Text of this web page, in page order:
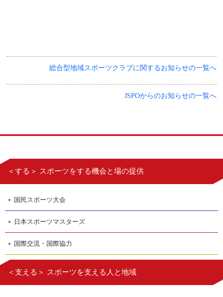
総合型地域スポーツクラブに関するお知らせの一覧へ
JSPOからのお知らせの一覧へ
＜する＞ スポーツをする機会と場の提供
国民スポーツ大会
日本スポーツマスターズ
国際交流・国際協力
＜支える＞ スポーツを支える人と地域